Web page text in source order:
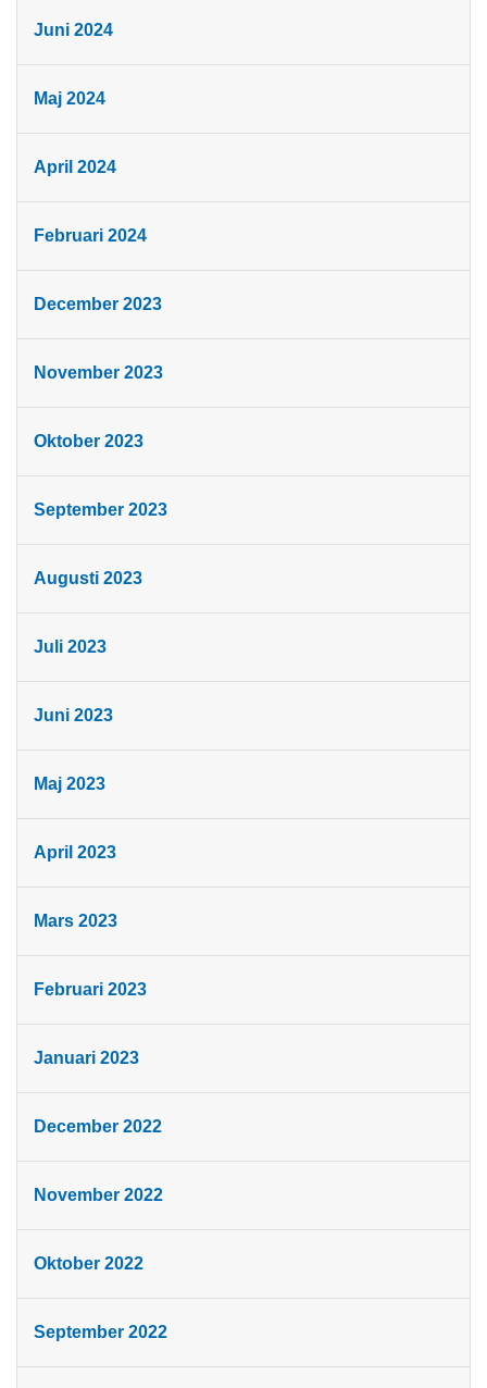
Juni 2024
Maj 2024
April 2024
Februari 2024
December 2023
November 2023
Oktober 2023
September 2023
Augusti 2023
Juli 2023
Juni 2023
Maj 2023
April 2023
Mars 2023
Februari 2023
Januari 2023
December 2022
November 2022
Oktober 2022
September 2022